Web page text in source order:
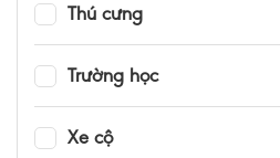
Thú cưng
Trường học
Xe cộ